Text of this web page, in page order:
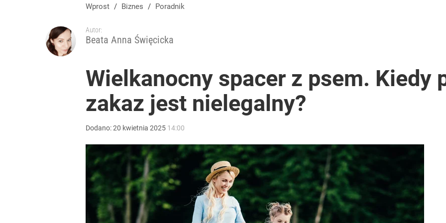
Wprost / Biznes / Poradnik
Autor:
Beata Anna Święcicka
Wielkanocny spacer z psem. Kiedy
zakaz jest nielegalny?
Dodano:20 kwietnia 2025 14:00